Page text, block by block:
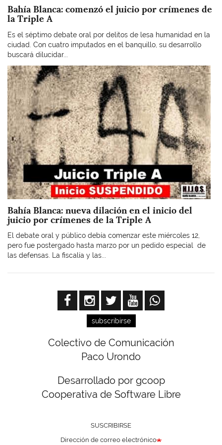
Bahía Blanca: comenzó el juicio por crímenes de
la Triple A
Es el séptimo debate oral por delitos de lesa humanidad en la
ciudad. Con cuatro imputados en el banquillo, su desarrollo
buscará dilucidar...
Imagen
Bahía Blanca: nueva dilación en el inicio del
juicio por crímenes de la Triple A
El debate oral y público debía comenzar este miércoles 12,
pero fue postergado hasta marzo por un pedido especial de
las defensas. La fiscalía y las...
subscribirse
Colectivo de Comunicación
Paco Urondo
Desarrollado por gcoop
Cooperativa de Software Libre
SUSCRIBIRSE
Dirección de correo electrónico